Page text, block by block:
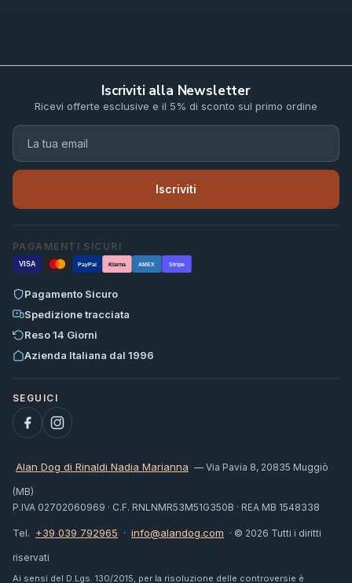
Iscriviti alla Newsletter
Ricevi offerte esclusive e il 5% di sconto sul primo ordine
Iscriviti
PAGAMENTI SICURI
VISA PayPal Klarna AMEX Stripe
Pagamento Sicuro
Spedizione tracciata
Reso 14 Giorni
Azienda Italiana dal 1996
Alan Dog di Rinaldi Nadia Marianna — Via Pavia 8, 20835 Muggiò
(MB)
P.IVA 02702060969 · C.F. RNLNMR53M51G350B · REA MB 1548338
Tel. +39 039 792965 · info@alandog.com · © 2026 Tutti i diritti
riservati
Ai sensi del D.Lgs. 130/2015, per la risoluzione delle controversie è